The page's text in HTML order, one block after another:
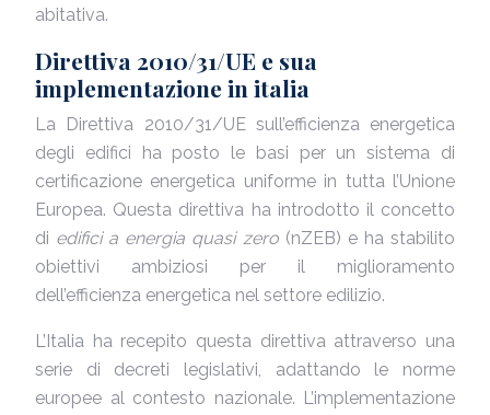
abitativa.
Direttiva 2010/31/UE e sua
implementazione in italia
La Direttiva 2010/31/UE sull’efficienza energetica
degli edifici ha posto le basi per un sistema di
certificazione energetica uniforme in tutta l’Unione
Europea. Questa direttiva ha introdotto il concetto
di edifici a energia quasi zero (nZEB) e ha stabilito
obiettivi ambiziosi per il miglioramento
dell’efficienza energetica nel settore edilizio.
L’Italia ha recepito questa direttiva attraverso una
serie di decreti legislativi, adattando le norme
europee al contesto nazionale. L’implementazione